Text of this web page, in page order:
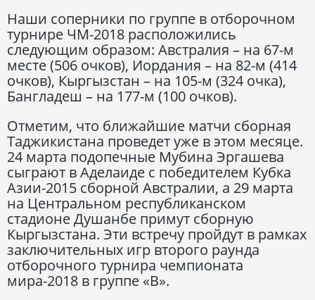
Наши соперники по группе в отборочном
турнире ЧМ-2018 расположились
следующим образом: Австралия – на 67-м
месте (506 очков), Иордания – на 82-м (414
очков), Кыргызстан – на 105-м (324 очка),
Бангладеш – на 177-м (100 очков).
Отметим, что ближайшие матчи сборная
Таджикистана проведет уже в этом месяце.
24 марта подопечные Мубина Эргашева
сыграют в Аделаиде с победителем Кубка
Азии-2015 сборной Австралии, а 29 марта
на Центральном республиканском
стадионе Душанбе примут сборную
Кыргызстана. Эти встречу пройдут в рамках
заключительных игр второго раунда
отборочного турнира чемпионата
мира-2018 в группе «В».